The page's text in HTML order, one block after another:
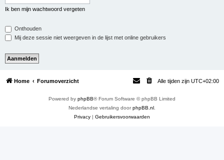
Ik ben mijn wachtwoord vergeten
Onthouden
Mij deze sessie niet weergeven in de lijst met online gebruikers
Home Forumoverzicht Alle tijden zijn UTC+02:00
Powered by phpBB® Forum Software © phpBB Limited
Nederlandse vertaling doorphpBB.nl.
Privacy | Gebruikersvoorwaarden